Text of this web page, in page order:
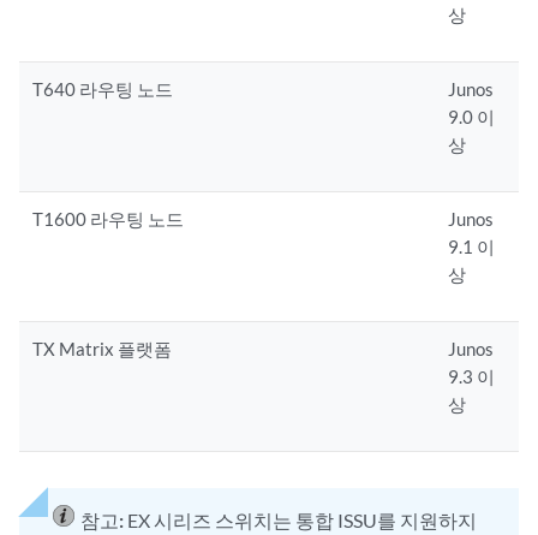
상
T640 라우팅 노드
Junos
9.0 이
상
T1600 라우팅 노드
Junos
9.1 이
상
TX Matrix 플랫폼
Junos
9.3 이
상
참고: EX 시리즈 스위치는 통합 ISSU를 지원하지